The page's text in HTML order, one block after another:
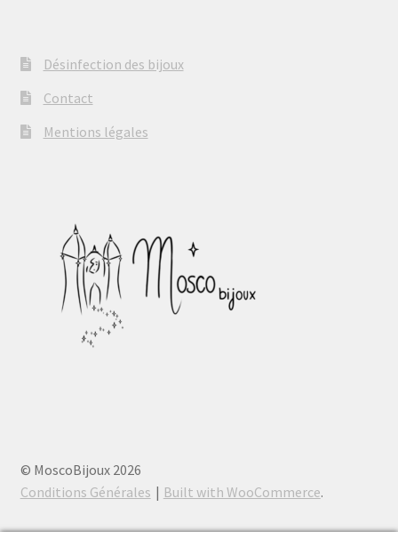
Désinfection des bijoux
Contact
Mentions légales
© MoscoBijoux 2026
Conditions Générales
Built with WooCommerce.